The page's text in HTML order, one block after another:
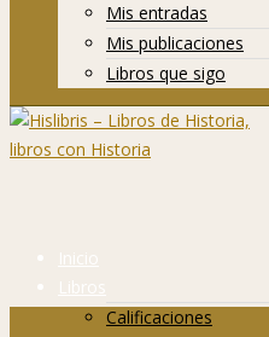
Mis entradas
Mis publicaciones
Libros que sigo
Inicio
Libros
Calificaciones